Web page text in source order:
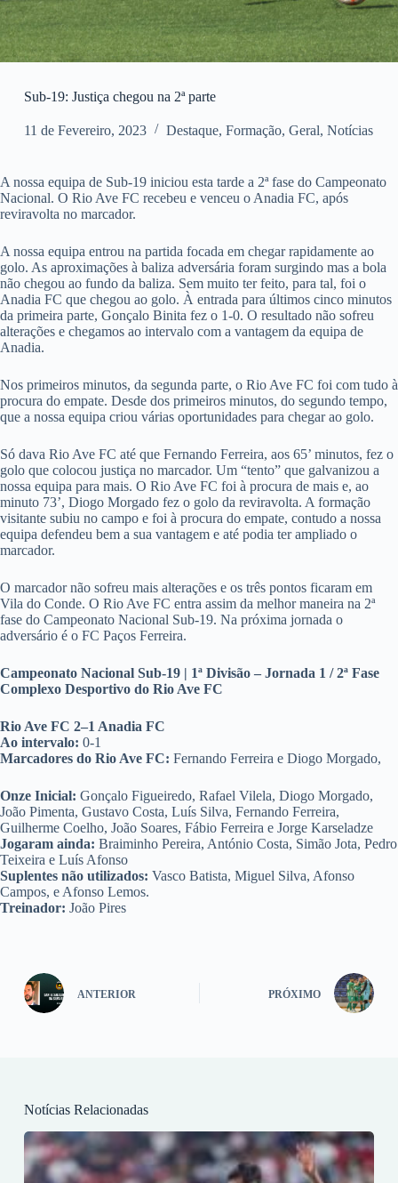
Sub-19: Justiça chegou na 2ª parte
11 de Fevereiro, 2023 Destaque, Formação, Geral, Notícias
A nossa equipa de Sub-19 iniciou esta tarde a 2ª fase do Campeonato
Nacional. O Rio Ave FC recebeu e venceu o Anadia FC, após
reviravolta no marcador.
A nossa equipa entrou na partida focada em chegar rapidamente ao
golo. As aproximações à baliza adversária foram surgindo mas a bola
não chegou ao fundo da baliza. Sem muito ter feito, para tal, foi o
Anadia FC que chegou ao golo. À entrada para últimos cinco minutos
da primeira parte, Gonçalo Binita fez o 1-0. O resultado não sofreu
alterações e chegamos ao intervalo com a vantagem da equipa de
Anadia.
Nos primeiros minutos, da segunda parte, o Rio Ave FC foi com tudo à
procura do empate. Desde dos primeiros minutos, do segundo tempo,
que a nossa equipa criou várias oportunidades para chegar ao golo.
Só dava Rio Ave FC até que Fernando Ferreira, aos 65’ minutos, fez o
golo que colocou justiça no marcador. Um “tento” que galvanizou a
nossa equipa para mais. O Rio Ave FC foi à procura de mais e, ao
minuto 73’, Diogo Morgado fez o golo da reviravolta. A formação
visitante subiu no campo e foi à procura do empate, contudo a nossa
equipa defendeu bem a sua vantagem e até podia ter ampliado o
marcador.
O marcador não sofreu mais alterações e os três pontos ficaram em
Vila do Conde. O Rio Ave FC entra assim da melhor maneira na 2ª
fase do Campeonato Nacional Sub-19. Na próxima jornada o
adversário é o FC Paços Ferreira.
Campeonato Nacional Sub-19 | 1ª Divisão – Jornada 1 / 2ª Fase
Complexo Desportivo do Rio Ave FC
Rio Ave FC 2–1 Anadia FC
Ao intervalo: 0-1
Marcadores do Rio Ave FC: Fernando Ferreira e Diogo Morgado,
Onze Inicial: Gonçalo Figueiredo, Rafael Vilela, Diogo Morgado,
João Pimenta, Gustavo Costa, Luís Silva, Fernando Ferreira,
Guilherme Coelho, João Soares, Fábio Ferreira e Jorge Karseladze
Jogaram ainda: Braiminho Pereira, António Costa, Simão Jota, Pedro
Teixeira e Luís Afonso
Suplentes não utilizados: Vasco Batista, Miguel Silva, Afonso
Campos, e Afonso Lemos.
Treinador: João Pires
ANTERIOR PRÓXIMO
Notícias Relacionadas